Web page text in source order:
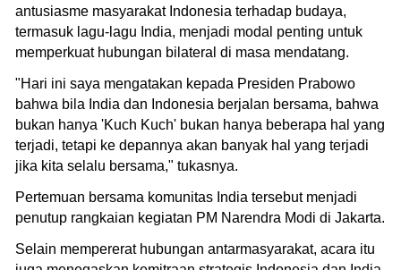
antusiasme masyarakat Indonesia terhadap budaya,
termasuk lagu-lagu India, menjadi modal penting untuk
memperkuat hubungan bilateral di masa mendatang.
"Hari ini saya mengatakan kepada Presiden Prabowo
bahwa bila India dan Indonesia berjalan bersama, bahwa
bukan hanya 'Kuch Kuch' bukan hanya beberapa hal yang
terjadi, tetapi ke depannya akan banyak hal yang terjadi
jika kita selalu bersama," tukasnya.
Pertemuan bersama komunitas India tersebut menjadi
penutup rangkaian kegiatan PM Narendra Modi di Jakarta.
Selain mempererat hubungan antarmasyarakat, acara itu